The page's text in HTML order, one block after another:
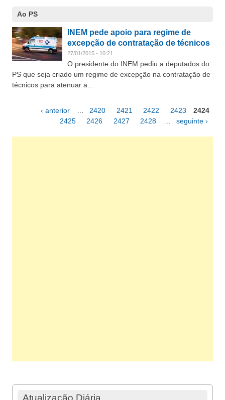
Ao PS
INEM pede apoio para regime de
excepção de contratação de técnicos
27/01/2015 - 10:21
O presidente do INEM pediu a deputados do
PS que seja criado um regime de excepção na contratação de
técnicos para atenuar a...
Páginas‹ anterior 2420 2421 2422 2423
2424
2425
2426 2427 2428 seguinte ›
Atualização Diária